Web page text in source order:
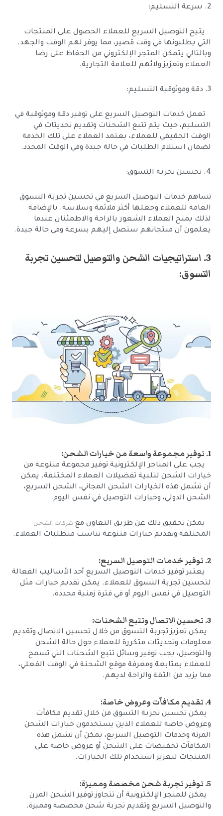
2. سرعة التسليم:
يتيح التوصيل السريع للعملاء الحصول على المنتجات
التي يطلبونها في وقت قصير، مما يوفر لهم الوقت والجهد.
وبالتالي يتمكن المتجر الإلكتروني من الحفاظ على رضا
العملاء وتعزيز ولائهم للعلامة التجارية.
3. دقة وموثوقية التسليم:
تعمل خدمات التوصيل السريع على توفير دقة وموثوقية في
التسليم، حيث يتم تتبع الشحنات وتقديم تحديثات في
الوقت الحقيقي للعملاء، يعتمد العملاء على تلك الخدمة
لضمان استلام الطلبات في حالة جيدة وفي الوقت المحدد.
4. تحسين تجربة التسوق:
تساهم خدمات التوصيل السريع في تحسين تجربة التسوق
العامة للعملاء وجعلها أكثر ملائمة وسلاسة. بالإضافة
لذلك يمنح العملاء الشعور بالراحة والاطمئنان عندما
يعلمون أن منتجاتهم ستصل إليهم بسرعة وفي حالة جيدة.
3. استراتيجيات الشحن والتوصيل لتحسين تجربة
التسوق:
1. توفير مجموعة واسعة من خيارات الشحن:
يجب على المتاجر الإلكترونية توفير مجموعة متنوعة من
خيارات الشحن لتلبية تفضيلات العملاء المختلفة. يمكن
أن تشمل هذه الخيارات الشحن المجاني، الشحن السريع،
الشحن الدولي، وخيارات التوصيل في نفس اليوم.
يمكن تحقيق ذلك عن طريق التعاون مع شركات الشحن
المختلفة وتقديم خيارات متنوعة تناسب متطلبات العملاء.
2. توفير خدمات التوصيل السريع:
يعتبر توفير خدمات التوصيل السريع أحد الأساليب الفعالة
لتحسين تجربة التسوق للعملاء. يمكن تقديم خيارات مثل
التوصيل في نفس اليوم أو في فترة زمنية محددة.
3. تحسين الاتصال وتتبع الشحنات:
يمكن تعزيز تجربة التسوق من خلال تحسين الاتصال وتقديم
معلومات وتحديثات متكررة للعملاء حول حالة الشحن
والتوصيل، يجب توفير وسائل تتبع الشحنات التي تسمح
للعملاء بمتابعة ومعرفة موقع الشحنة في الوقت الفعلي،
مما يزيد من الثقة والراحة لديهم.
4. تقديم مكافآت وعروض خاصة:
يمكن تحسين تجربة التسوق من خلال تقديم مكافآت
وعروض خاصة للعملاء الذين يستخدمون خيارات الشحن
المرنة وخدمات التوصيل السريع، يمكن أن تشمل هذه
المكافآت تخفيضات على الشحن أو عروض خاصة على
المنتجات لتعزيز استخدام تلك الخيارات.
5. توفير تجربة شحن مخصصة ومميزة:
يمكن للمتجر الإلكترونية أن تتجاوز توفير الشحن المرن
والتوصيل السريع وتقديم تجربة شحن مخصصة ومميزة.